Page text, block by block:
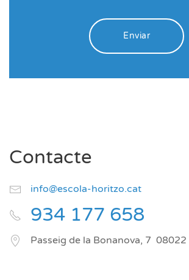
Enviar
Contacte
info@escola-horitzo.cat
934 177 658
Passeig de la Bonanova, 7 08022